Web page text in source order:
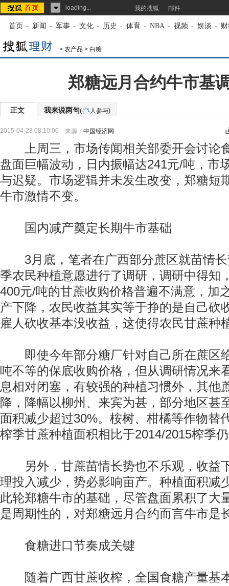
loading... 我的搜狐 邮件
首页 - 新闻 - 军事 - 文化 - 历史 - 体育 - NBA - 视频 - 娱谈 -
> 农产品 > 白糖
郑糖远月合约牛市基
正文 我来说两句( 人参与)
2015-04-28 08:10:00 来源： 中国经济网
上周三，市场传闻相关部委开会讨论
盘面巨幅波动，日内振幅达241元/吨，市
与迟疑。市场逻辑并未发生改变，郑糖短
牛市激情不变。
国内减产奠定长期牛市基础
3月底，笔者在广西部分蔗区就苗情长
季农民种植意愿进行了调研，调研中得知
400元/吨的甘蔗收购价格普遍不满意，加
产下降，农民收益其实等于挣的是自己砍
雇人砍收基本没收益，这使得农民甘蔗种
即使今年部分糖厂针对自己所在蔗区
吨不等的保底收购价格，但从调研情况来
息相对闭塞，有较强的种植习惯外，其他
降，降幅以柳州、来宾为甚，部分地区甚
面积减少超过30%。桉树、柑橘等作物替
榨季甘蔗种植面积相比于2014/2015榨季
另外，甘蔗苗情长势也不乐观，收益
理投入减少，势必影响亩产。种植面积减
此轮郑糖牛市的基础，尽管盘面累积了大
是周期性的，对郑糖远月合约而言牛市是
食糖进口节奏成关键
随着广西甘蔗收榨，全国食糖产量基